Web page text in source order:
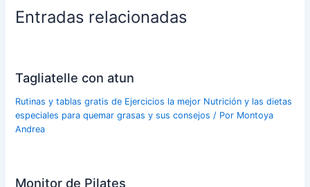
Entradas relacionadas
Tagliatelle con atun
Rutinas y tablas gratis de Ejercicios la mejor Nutrición y las dietas
especiales para quemar grasas y sus consejos / Por Montoya
Andrea
Monitor de Pilates